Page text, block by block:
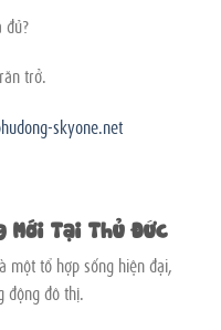
đủ?
trở.
skyone.net
Mới Tại Thủ Đức
một tổ hợp sống hiện đại,
động đô thị.